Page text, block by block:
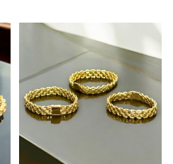
ィース トレンド 可愛い